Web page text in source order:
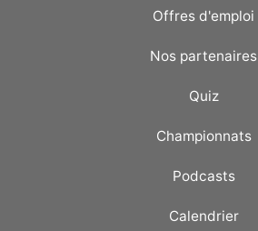
Offres d'emploi
Nos partenaires
Quiz
Championnats
Podcasts
Calendrier